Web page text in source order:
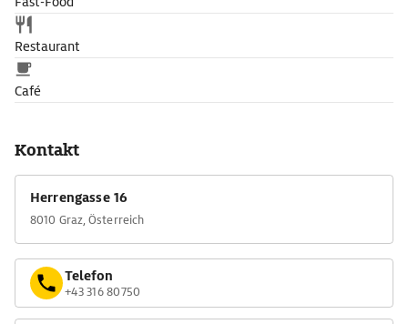
Restaurant
Café
Kontakt
Herrengasse 16
8010 Graz, Österreich
Telefon
+43 316 80750